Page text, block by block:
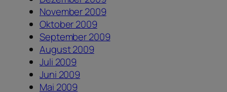
November 2009
Oktober 2009
September 2009
August 2009
Juli 2009
Juni 2009
Mai 2009